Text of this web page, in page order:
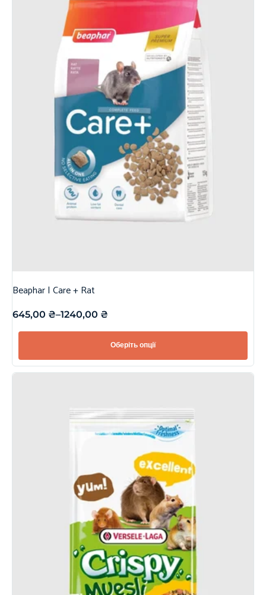
Beaphar | Care + Rat
645,00 ₴–1240,00 ₴
Оберіть опції